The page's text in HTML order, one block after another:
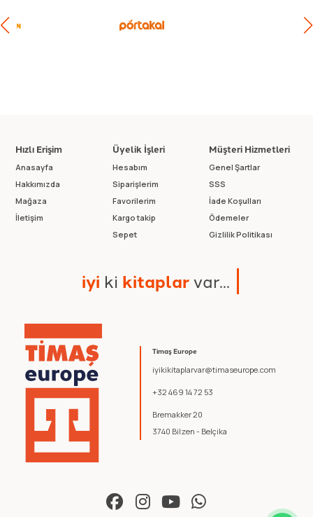
Timaş Europe
iyikikitaplarvar@timaseurope.com
+32 469 14 72 53
Bremakker 20
3740 Bilzen - Belçika
Hızlı Erişim
Anasayfa
Hakkımızda
Mağaza
İletişim
Üyelik İşleri
Hesabım
Siparişlerim
Favorilerim
Kargo takip
Sepet
Müşteri Hizmetleri
Genel Şartlar
SSS
İade Koşulları
Ödemeler
Gizlilik Politikası
iyi ki kitaplarvar...